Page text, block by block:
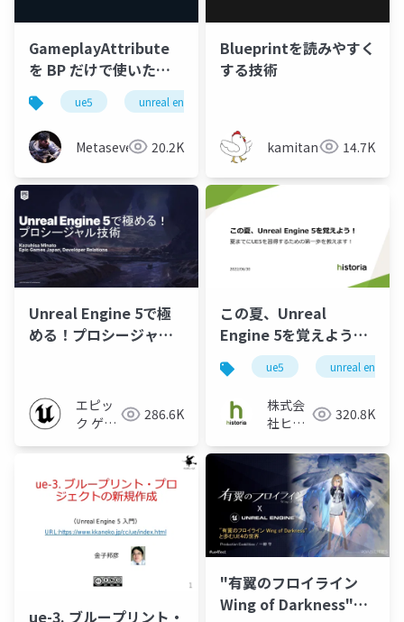
GameplayAttribute
を BP だけで使いた
い！
ue5 unreal engine
Metaseven 20.2K
Blueprintを読みやすく
する技術
kamitani 14.7K
Unreal Engine 5で極
める！プロシージャル
エピッ
ク ゲー
286.6K
この夏、Unreal
Engine 5を覚えよう！
夏までにUE5を習得す
るための第一歩を教え
ます！
ue5 unreal engine5
株式会
社ヒス
320.8K
ue-3. ブループリント・
"有翼のフロイライン
Wing of Darkness"と